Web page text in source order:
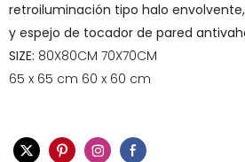
retroiluminación tipo halo
y espejo de tocador de pared
SIZE: 80X80CM 70X70CM
65 x 65 cm 60 x 60 cm